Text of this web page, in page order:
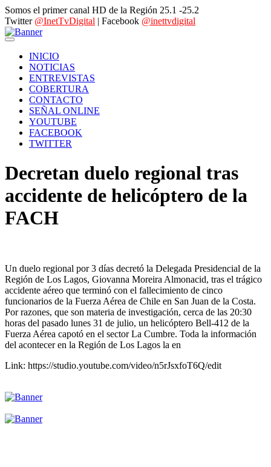
Somos el primer canal HD de la Región 25.1 -25.2
Twitter @InetTvDigital | Facebook @inettvdigital
INICIO
NOTICIAS
ENTREVISTAS
COBERTURA
CONTACTO
SEÑAL ONLINE
YOUTUBE
FACEBOOK
TWITTER
Decretan duelo regional tras
accidente de helicóptero de la
FACH
Un duelo regional por 3 días decretó la Delegada Presidencial de la
Región de Los Lagos, Giovanna Moreira Almonacid, tras el trágico
accidente aéreo que terminó con el fallecimiento de cinco
funcionarios de la Fuerza Aérea de Chile en San Juan de la Costa.
Por razones, que son materia de investigación, cerca de las 20:30
horas del pasado lunes 31 de julio, un helicóptero Bell-412 de la
Fuerza Aérea capotó en el sector La Cumbre. Toda la información
del acontecer en la Región de Los Lagos la en
Link: https://studio.youtube.com/video/n5rJsxfoT6Q/edit